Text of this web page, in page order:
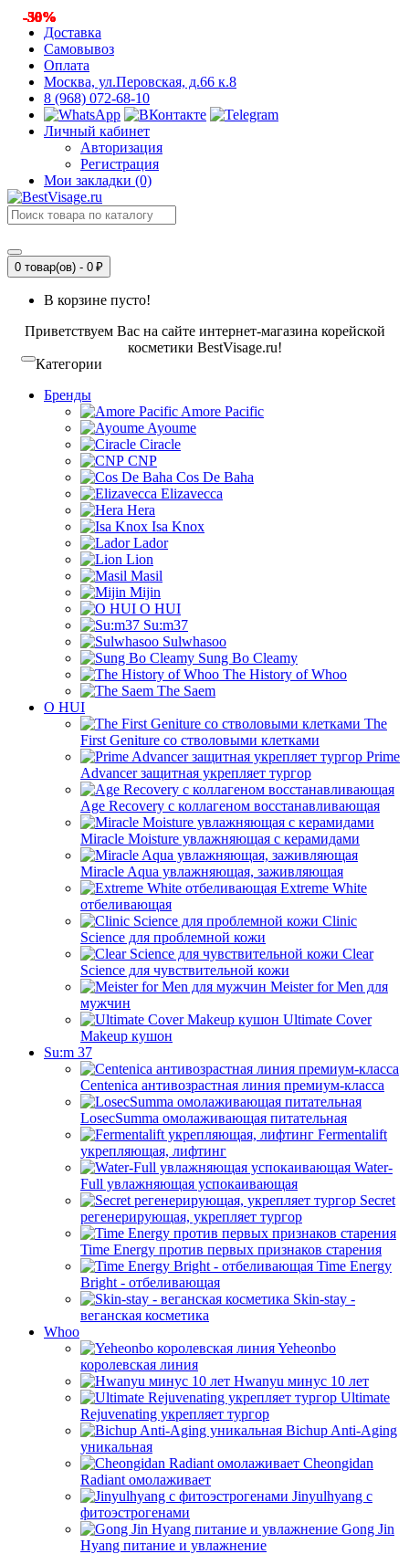
Доставка
Самовывоз
Оплата
Москва, ул.Перовская, д.66 к.8
8 (968) 072-68-10
Личный кабинет
Авторизация
Регистрация
Мои закладки (0)
0 товар(ов) - 0 ₽
В корзине пусто!
Приветствуем Вас на сайте интернет-магазина корейской
косметики BestVisage.ru!
Категории
Бренды
Amore Pacific
Ayoume
Ciracle
CNP
Cos De Baha
Elizavecca
Hera
Isa Knox
Lador
Lion
Masil
Mijin
O HUI
Su:m37
Sulwhasoo
Sung Bo Cleamy
The History of Whoo
The Saem
O HUI
The
First Geniture со стволовыми клетками
Prime
Advancer защитная укрепляет тургор
Age Recovery с коллагеном восстанавливающая
Miracle Moisture увлажняющая с керамидами
Miracle Aqua увлажняющая, заживляющая
Extreme White
отбеливающая
Clinic
Science для проблемной кожи
Clear
Science для чувствительной кожи
Meister for Men для
мужчин
Ultimate Cover
Makeup кушон
Su:m 37
Centenica антивозрастная линия премиум-класса
LosecSumma омолаживающая питательная
Fermentalift
укрепляющая, лифтинг
Water-
Full увлажняющая успокаивающая
Secret
регенерирующая, укрепляет тургор
Time Energy против первых признаков старения
Time Energy
Bright - отбеливающая
Skin-stay -
веганская косметика
Whoo
Yeheonbo
королевская линия
Hwanyu минус 10 лет
Ultimate
Rejuvenating укрепляет тургор
Bichup Anti-Aging
уникальная
Cheongidan
Radiant омолаживает
Jinyulhyang с
фитоэстрогенами
Gong Jin
Hyang питание и увлажнение
-50%
-50%
-50%
-38%
-38%
-50%
-50%